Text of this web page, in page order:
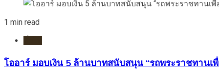
1 min read
โออาร์ มอบเงิน 5 ล้านบาทสนับสนุน “รถพระราชทานเ